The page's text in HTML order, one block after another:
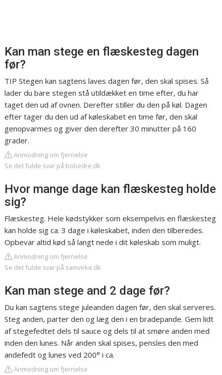
Kan man stege en flæskesteg dagen
før?
TIP Stegen kan sagtens laves dagen før, den skal spises. Så
lader du bare stegen stå utildækket en time efter, du har
taget den ud af ovnen. Derefter stiller du den på køl. Dagen
efter tager du den ud af køleskabet en time før, den skal
genopvarmes og giver den derefter 30 minutter på 160
grader.
Anmodning om fjernelse
Se det fulde svar på bobedre.dk
Hvor mange dage kan flæskesteg holde
sig?
Flæskesteg. Hele kødstykker som eksempelvis en flæskesteg
kan holde sig ca. 3 dage i køleskabet, inden den tilberedes.
Opbevar altid kød så langt nede i dit køleskab som muligt.
Anmodning om fjernelse
Se det fulde svar på samvirke.dk
Kan man stege and 2 dage før?
Du kan sagtens stege juleanden dagen før, den skal serveres.
Steg anden, parter den og læg den i en bradepande. Gem lidt
af stegefedtet dels til sauce og dels til at smøre anden med
inden den lunes. Når anden skal spises, pensles den med
andefedt og lunes ved 200° i ca.
Anmodning om fjernelse